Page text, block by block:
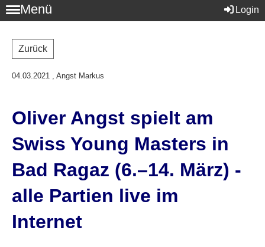
Menü Login
Zurück
04.03.2021 , Angst Markus
Oliver Angst spielt am
Swiss Young Masters in
Bad Ragaz (6.–14. März) -
alle Partien live im
Internet